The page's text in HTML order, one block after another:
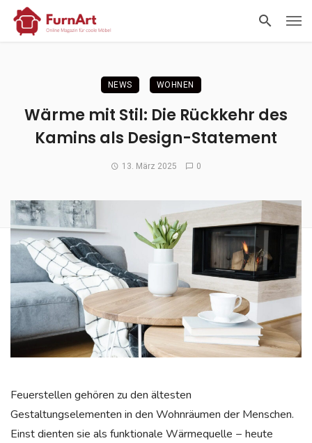
NEWS WOHNEN
Wärme mit Stil: Die Rückkehr des
Kamins als Design-Statement
13. März 2025 0
Feuerstellen gehören zu den ältesten
Gestaltungselementen in den Wohnräumen der Menschen.
Einst dienten sie als funktionale Wärmequelle − heute